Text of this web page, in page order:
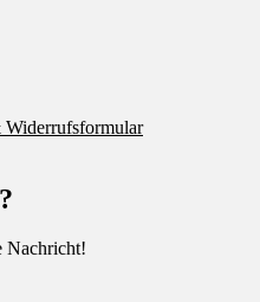
Nachricht!